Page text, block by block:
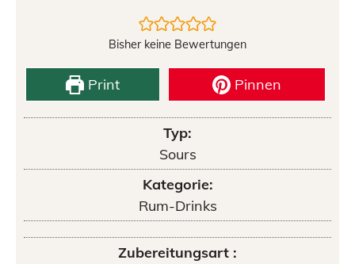
Bisher keine Bewertungen
Print Pinnen
Typ:
Sours
Kategorie:
Rum-Drinks
Zubereitungsart :